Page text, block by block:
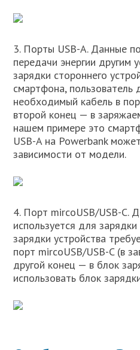
3. Порты USB-A. Данные
передачи энергии другим
зарядки стороннего
смартфона, пользователь
необходимый кабель в
второй конец — в
нашем примере это
USB-A на Powerbank
зависимости от модели.
4. Порт mircoUSB/USB-C.
используется для
зарядки устройства
порт mircoUSB/USB-C (в
другой конец — в блок
использовать блок